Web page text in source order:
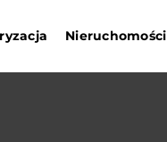
Nieruchomości